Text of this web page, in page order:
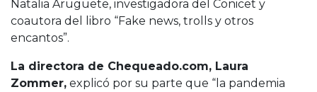
Natalia Aruguete, investigadora del Conicet y
coautora del libro “Fake news, trolls y otros
encantos”.
La directora de Chequeado.com, Laura
Zommer, explicó por su parte que “la pandemia